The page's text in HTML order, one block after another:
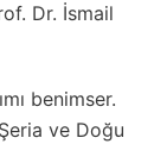
Dr. İsmail
benimser.
ve Doğu